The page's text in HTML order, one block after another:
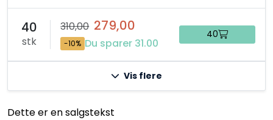
40
stk
310,00 279,00
-10% Du sparer 31.00
40
Vis flere
Dette er en salgstekst